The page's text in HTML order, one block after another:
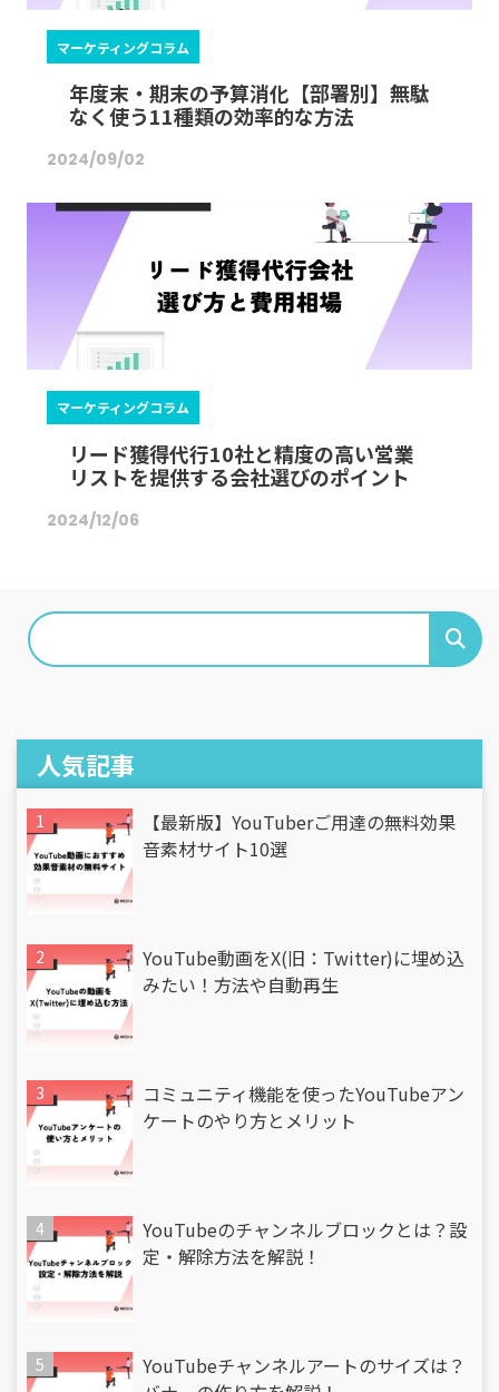
マーケティングコラム
年度末・期末の予算消化【部署別】無駄
なく使う11種類の効率的な方法
2024/09/02
マーケティングコラム
リード獲得代行10社と精度の高い営業
リストを提供する会社選びのポイント
2024/12/06
人気記事
【最新版】YouTuberご用達の無料効果
音素材サイト10選
YouTube動画をX(旧：Twitter)に埋め込
みたい！方法や自動再生
コミュニティ機能を使ったYouTubeアン
ケートのやり方とメリット
YouTubeのチャンネルブロックとは？設
定・解除方法を解説！
YouTubeチャンネルアートのサイズは？